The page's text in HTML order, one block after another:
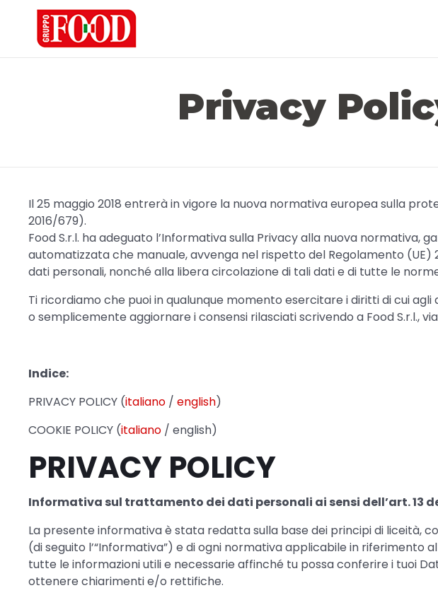
Privacy
Il 25 maggio 2018 entrerà in vigore la nuova normativa europea sulla
2016/679).
Food S.r.l. ha adeguato l’Informativa sulla Privacy alla nuova
automatizzata che manuale, avvenga nel rispetto del Regolamento
dati personali, nonché alla libera circolazione di tali dati e di tutte le
Ti ricordiamo che puoi in qualunque momento esercitare i diritti di cui
o semplicemente aggiornare i consensi rilasciati scrivendo a Food S.r.l., via
Indice:
PRIVACY POLICY (italiano / english)
COOKIE POLICY (italiano / english)
PRIVACY POLICY
Informativa sul trattamento dei dati personali ai sensi dell’art. 13
La presente informativa è stata redatta sulla base dei principi di liceità,
(di seguito l’“Informativa”) e di ogni normativa applicabile in
tutte le informazioni utili e necessarie affinché tu possa conferire i tuoi
ottenere chiarimenti e/o rettifiche.